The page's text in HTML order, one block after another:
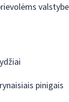
pinigais